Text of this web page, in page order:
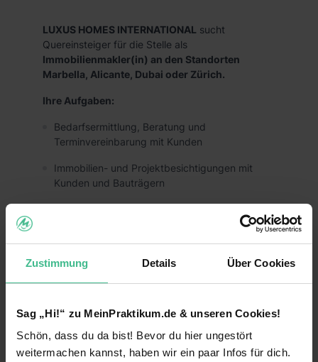
Zustimmung Details Über Cookies
Sag „Hi!“ zu MeinPraktikum.de & unseren Cookies!
Schön, dass du da bist! Bevor du hier ungestört
weitermachen kannst, haben wir ein paar Infos für dich.
LUXUS HOMES INTERNATIONAL sucht
Quereinsteiger für die Stelle als
Immobilienmakler(in) an den Standorten
Marbella, Alicante, Dubai oder Zürich.
Ihre Aufgaben:
Bedarfsermittlung, Beratung und
Terminvereinbarung mit Kunden
Immobilien- und Projektbesichtigungen mit
Kunden und Bauträgern
Was wir anbieten:
Premium Arbeitsort mit hoher Lebensqualität
weiterlesen